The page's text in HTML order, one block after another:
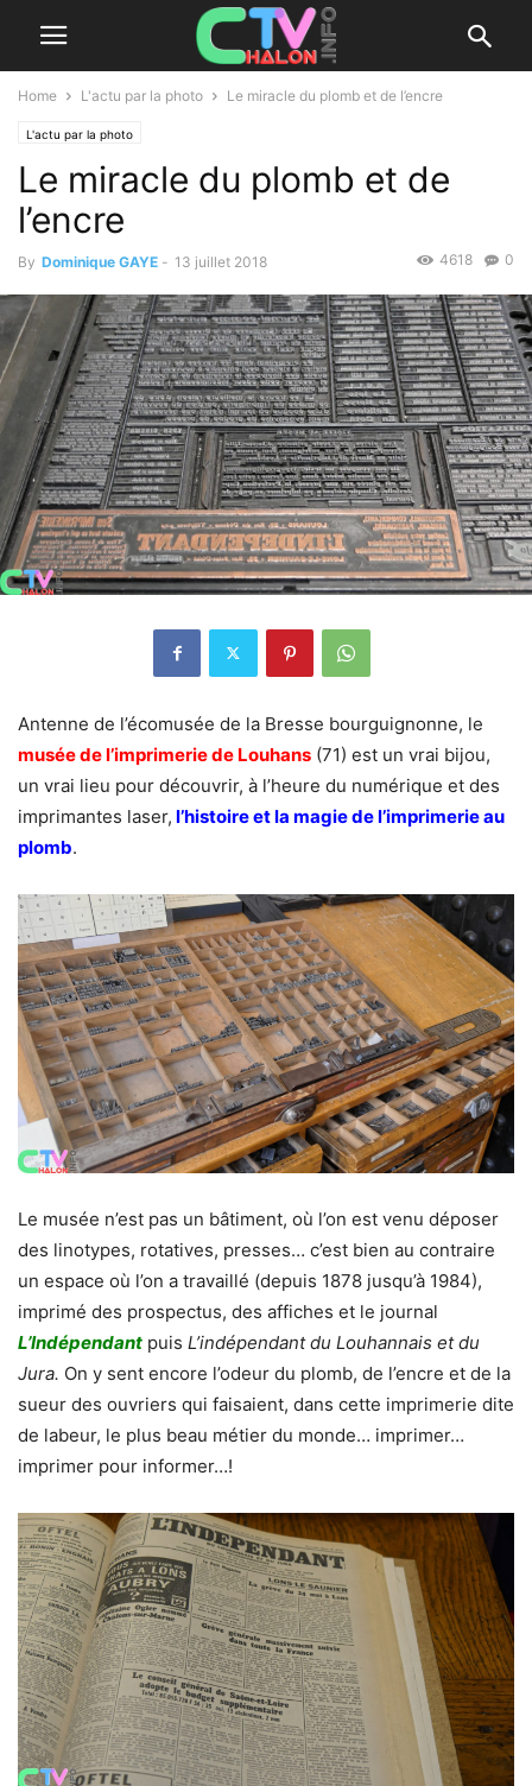
Home L'actu par la photo Le miracle du plomb et de l’encre
L'actu par la photo
Le miracle du plomb et de
l’encre
By Dominique GAYE - 13 juillet 2018 0
4618
Antenne de l’écomusée de la Bresse bourguignonne, le
musée de l’imprimerie de Louhans (71) est un vrai bijou,
un vrai lieu pour découvrir, à l’heure du numérique et des
imprimantes laser, l’histoire et la magie de l’imprimerie au
plomb.
Le musée n’est pas un bâtiment, où l’on est venu déposer
des linotypes, rotatives, presses… c’est bien au contraire
un espace où l’on a travaillé (depuis 1878 jusqu’à 1984),
imprimé des prospectus, des affiches et le journal
L’Indépendant puis L’indépendant du Louhannais et du
Jura. On y sent encore l’odeur du plomb, de l’encre et de la
sueur des ouvriers qui faisaient, dans cette imprimerie dite
de labeur, le plus beau métier du monde… imprimer…
imprimer pour informer…!